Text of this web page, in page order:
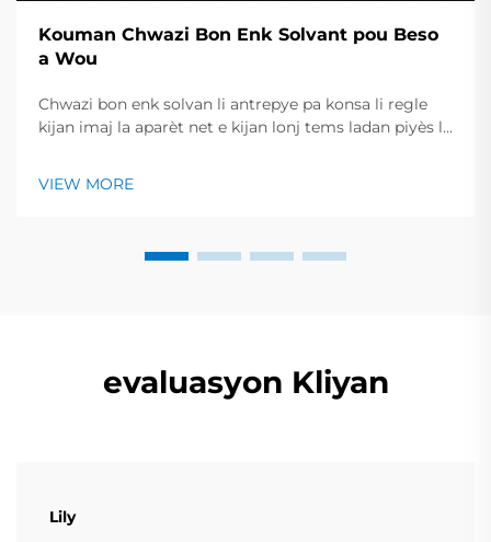
Kouman Chwazi Bon Enk Solvant pou Beso
a Wou
Chwazi bon enk solvan li antrepye pa konsa li regle
kijan imaj la aparèt net e kijan lonj tems ladan piyès la
esentiel pou chek avan...
VIEW MORE
evaluasyon Kliyan
Lily